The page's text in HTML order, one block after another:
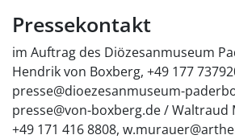
Pressekontakt
im Auftrag des Diözesanmuseum
Hendrik von Boxberg, +49 177
presse@dioezesanmuseum-
presse@von-boxberg.de / Waltraud
+49 171 416 8808,